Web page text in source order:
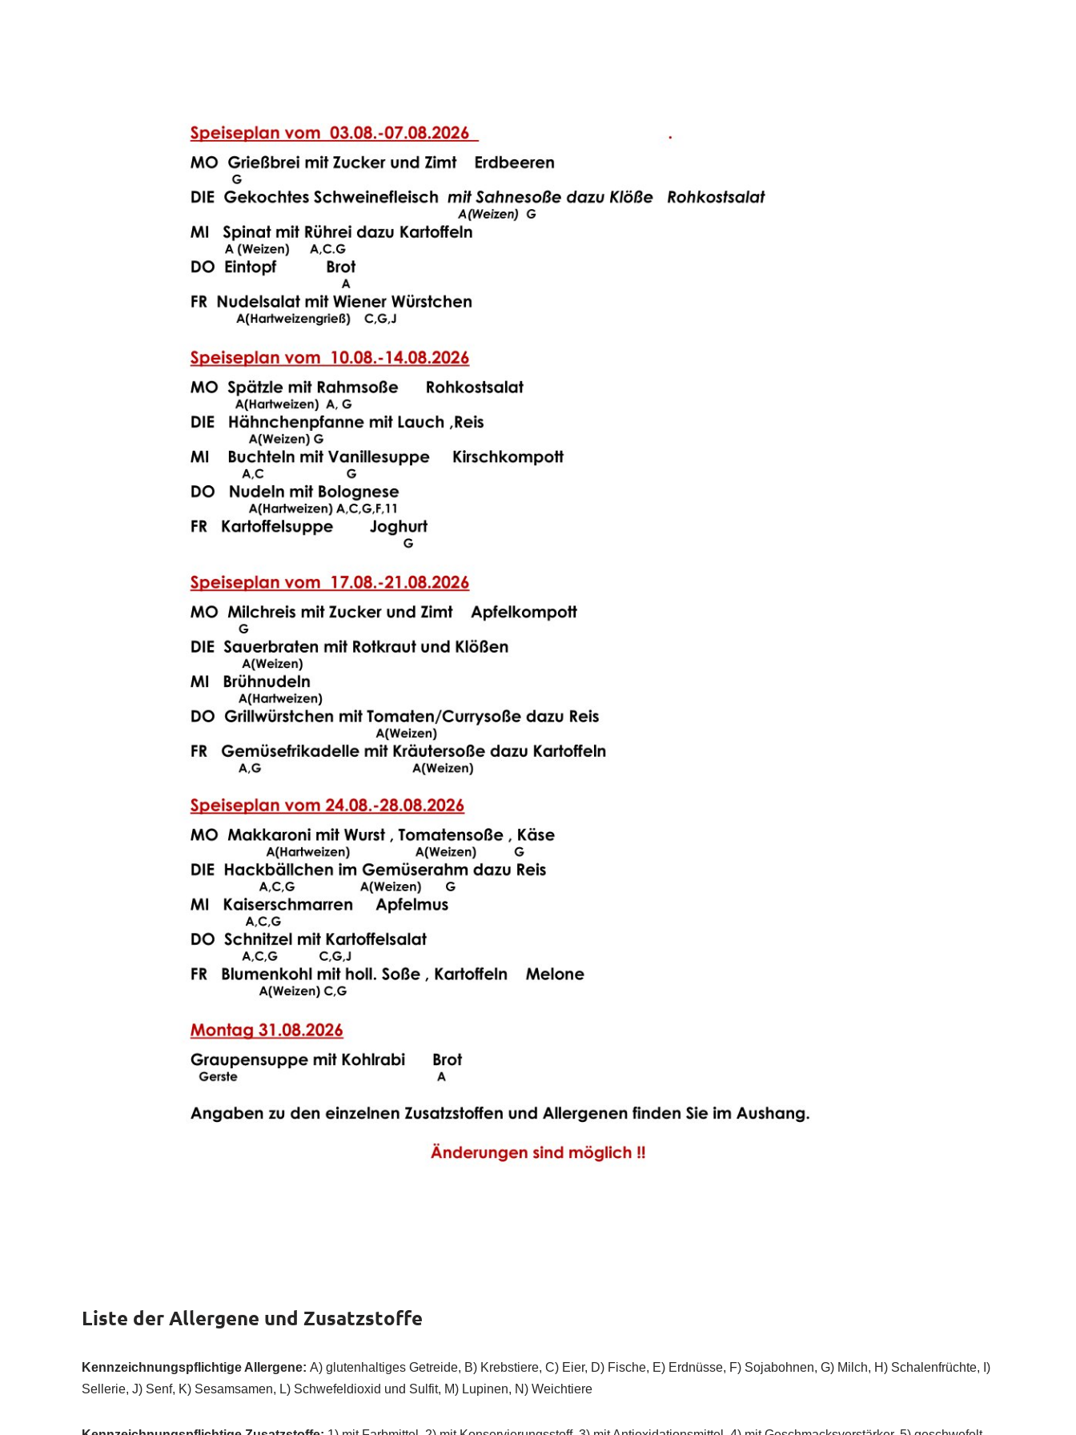
Liste der Allergene und Zusatzstoffe
Kennzeichnungspflichtige Allergene: A) glutenhaltiges Getreide, B) Krebstiere, C) Eier, D) Fische, E) Erdnüsse, F) Sojabohnen, G) Milch, H) Schalenfrüchte, I)
Sellerie, J) Senf, K) Sesamsamen, L) Schwefeldioxid und Sulfit, M) Lupinen, N) Weichtiere